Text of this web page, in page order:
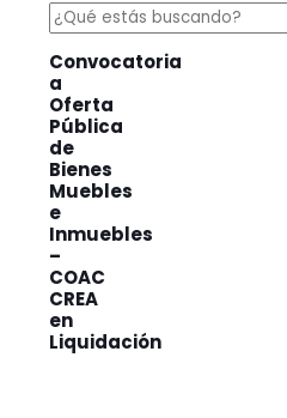
Convocatoria
a
Oferta
Pública
de
Bienes
Muebles
e
Inmuebles
–
COAC
CREA
en
Liquidación